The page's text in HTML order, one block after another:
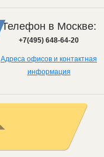
Телефон в Москве:
+7(495) 648-64-20
Адреса офисов и контактная
информация